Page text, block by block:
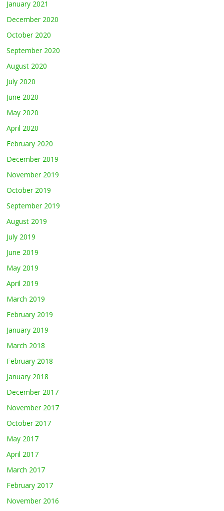
January 2021
December 2020
October 2020
September 2020
August 2020
July 2020
June 2020
May 2020
April 2020
February 2020
December 2019
November 2019
October 2019
September 2019
August 2019
July 2019
June 2019
May 2019
April 2019
March 2019
February 2019
January 2019
March 2018
February 2018
January 2018
December 2017
November 2017
October 2017
May 2017
April 2017
March 2017
February 2017
November 2016